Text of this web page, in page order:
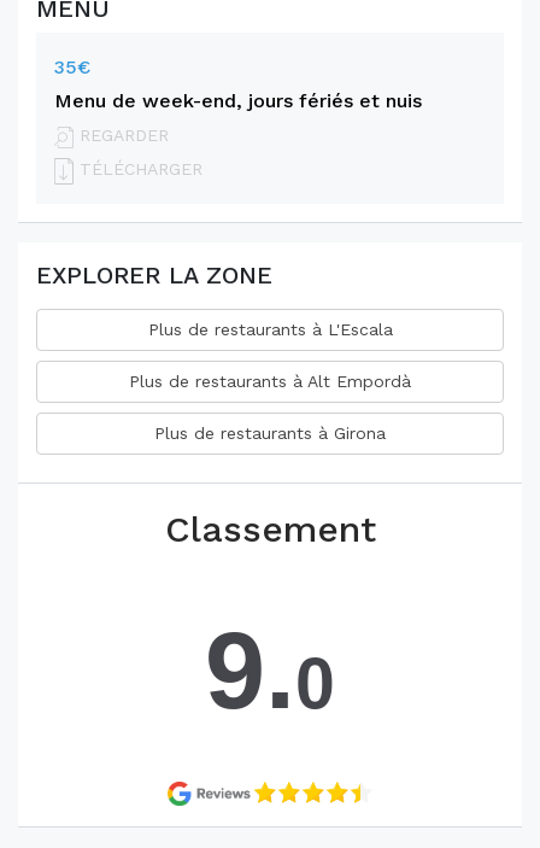
MENU
35€
Menu de week-end, jours fériés et nuis
REGARDER
TÉLÉCHARGER
EXPLORER LA ZONE
Plus de restaurants à L'Escala
Plus de restaurants à Alt Empordà
Plus de restaurants à Girona
Classement
9.0